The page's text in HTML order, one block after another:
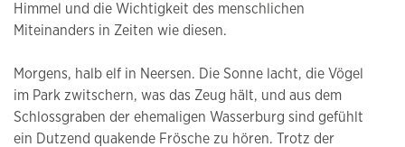
Himmel und die Wichtigkeit des menschlichen
Miteinanders in Zeiten wie diesen.
Morgens, halb elf in Neersen. Die Sonne lacht, die Vögel
im Park zwitschern, was das Zeug hält, und aus dem
Schlossgraben der ehemaligen Wasserburg sind gefühlt
ein Dutzend quakende Frösche zu hören. Trotz der